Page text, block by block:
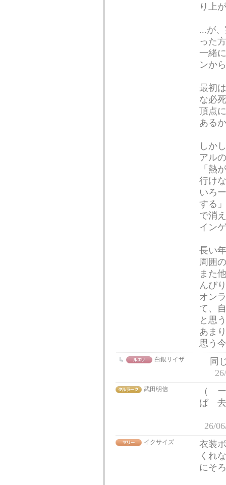
り上
...が
った
一緒
ンか
最初
な必
頂点
ある
しか
アル
「熱
行け
いろ
する
で消
イン
長い
周囲
また
んび
オン
て、
と思
あま
思う
白銀リイザ
同
武田明信
（
ば 去
26/
イクサイズ
衣装
くれ
にそ